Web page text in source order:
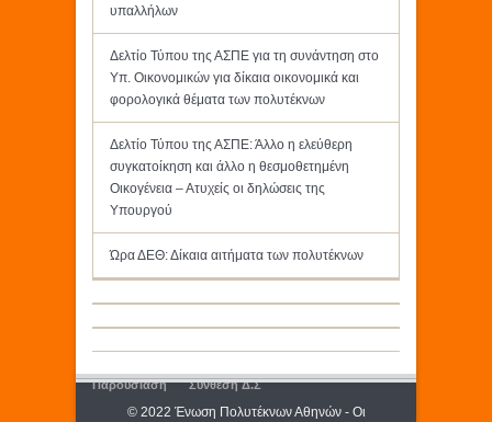
υπαλλήλων
Δελτίο Τύπου της ΑΣΠΕ για τη συνάντηση στο
Υπ. Οικονομικών για δίκαια οικονομικά και
φορολογικά θέματα των πολυτέκνων
Δελτίο Τύπου της ΑΣΠΕ: Άλλο η ελεύθερη
συγκατοίκηση και άλλο η θεσμοθετημένη
Οικογένεια – Ατυχείς οι δηλώσεις της
Υπουργού
Ώρα ΔΕΘ: Δίκαια αιτήματα των πολυτέκνων
Παρουσίαση Σύνθεση Δ.Σ
© 2022 Ένωση Πολυτέκνων Αθηνών - Οι